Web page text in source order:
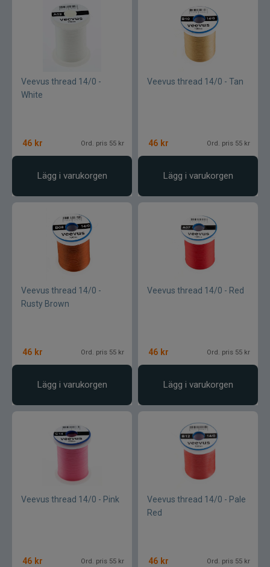
AH Baits
Baltic
Billow Baits
Bite Of Bleak
Berkley
Blue fox Vibrax
BFT
Costa
Veevus thread 14/0 -
White
46 kr Ord. pris 55 kr
Lägg i varukorgen
Veevus thread 14/0 - Tan
46 kr Ord. pris 55 kr
Lägg i varukorgen
Veevus thread 14/0 -
Rusty Brown
46 kr Ord. pris 55 kr
Lägg i varukorgen
Veevus thread 14/0 - Red
46 kr Ord. pris 55 kr
Lägg i varukorgen
Veevus thread 14/0 - Pink
46 kr Ord. pris 55 kr
Veevus thread 14/0 - Pale
Red
46 kr Ord. pris 55 kr